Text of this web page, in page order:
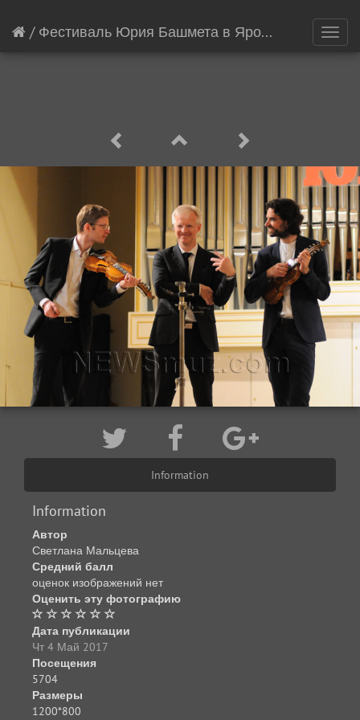
/ Фестиваль Юрия Башмета в Ярославле
Information
Information
Автор
Светлана Мальцева
Средний балл
оценок изображений нет
Оценить эту фотографию
Дата публикации
Чт 4 Май 2017
Посещения
5704
Размеры
1200*800